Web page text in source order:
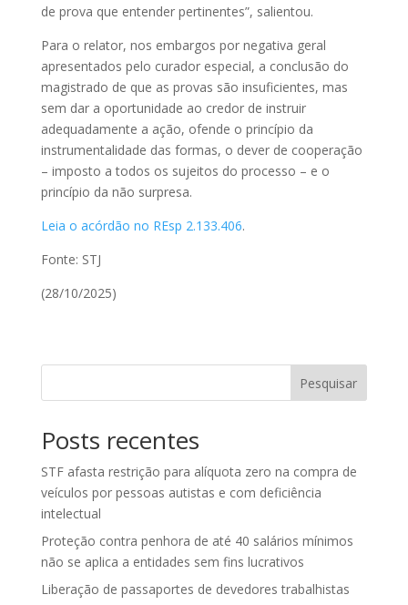
de prova que entender pertinentes”, salientou.
Para o relator, nos embargos por negativa geral
apresentados pelo curador especial, a conclusão do
magistrado de que as provas são insuficientes, mas
sem dar a oportunidade ao credor de instruir
adequadamente a ação, ofende o princípio da
instrumentalidade das formas, o dever de cooperação
– imposto a todos os sujeitos do processo – e o
princípio da não surpresa.
Leia o acórdão no REsp 2.133.406.
Fonte: STJ
(28/10/2025)
Pesquisar
Posts recentes
STF afasta restrição para alíquota zero na compra de
veículos por pessoas autistas e com deficiência
intelectual
Proteção contra penhora de até 40 salários mínimos
não se aplica a entidades sem fins lucrativos
Liberação de passaportes de devedores trabalhistas